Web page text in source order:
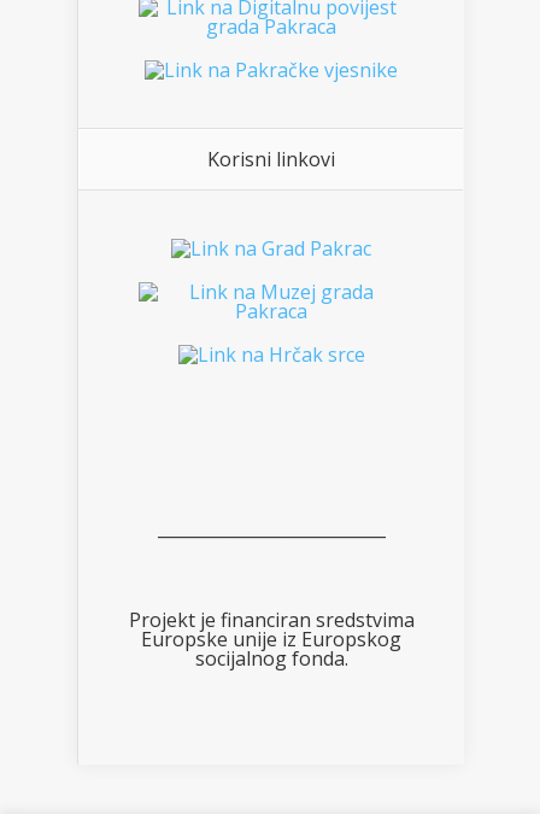
Korisni linkovi
Projekt je financiran sredstvima
Europske unije iz Europskog
socijalnog fonda.